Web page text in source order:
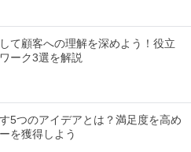
て顧客への理解を深めよう！役立
ーク3選を解説
5つのアイデアとは？満足度を高め
を獲得しよう